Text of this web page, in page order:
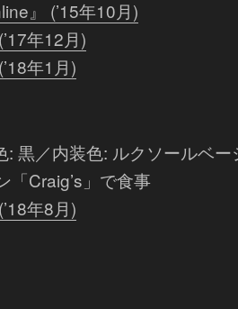
』 (’15年10月)
年12月)
年1月)
黒／内装色: ルクソールベ
「Craig’s」で食事
年8月)